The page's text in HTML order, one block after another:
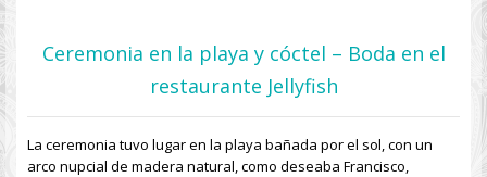
Ceremonia en la playa y cóctel – Boda en el
restaurante Jellyfish
La ceremonia tuvo lugar en la playa bañada por el sol, con un
arco nupcial de madera natural, como deseaba Francisco,